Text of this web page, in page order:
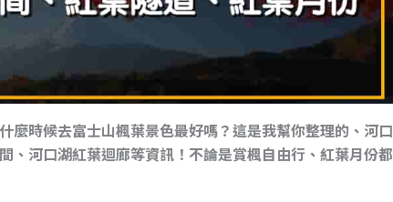
麼時候去富士山楓葉景色最好嗎？這是我幫你整理的、河口
、河口湖紅葉迴廊等資訊！不論是賞楓自由行、紅葉月份都